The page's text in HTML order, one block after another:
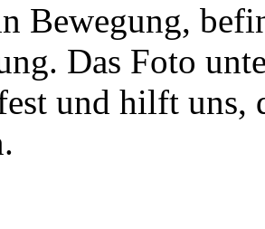
Bewegung,
Das Foto
und hilft uns,